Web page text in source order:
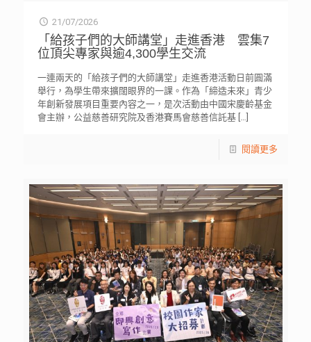
21/07/2026
「給孩子們的大師講堂」走進香港 雲集7
位頂尖專家與逾4,300學生交流
一連兩天的「給孩子們的大師講堂」走進香港活動日前圓滿
舉行，為學生帶來擴闊眼界的一課。作為「締造未來」青少
年創新發展項目重要內容之一，是次活動由中國宋慶齡基金
會主辦，公益慈善研究院及香港賽馬會慈善信託基[…]
閱讀更多